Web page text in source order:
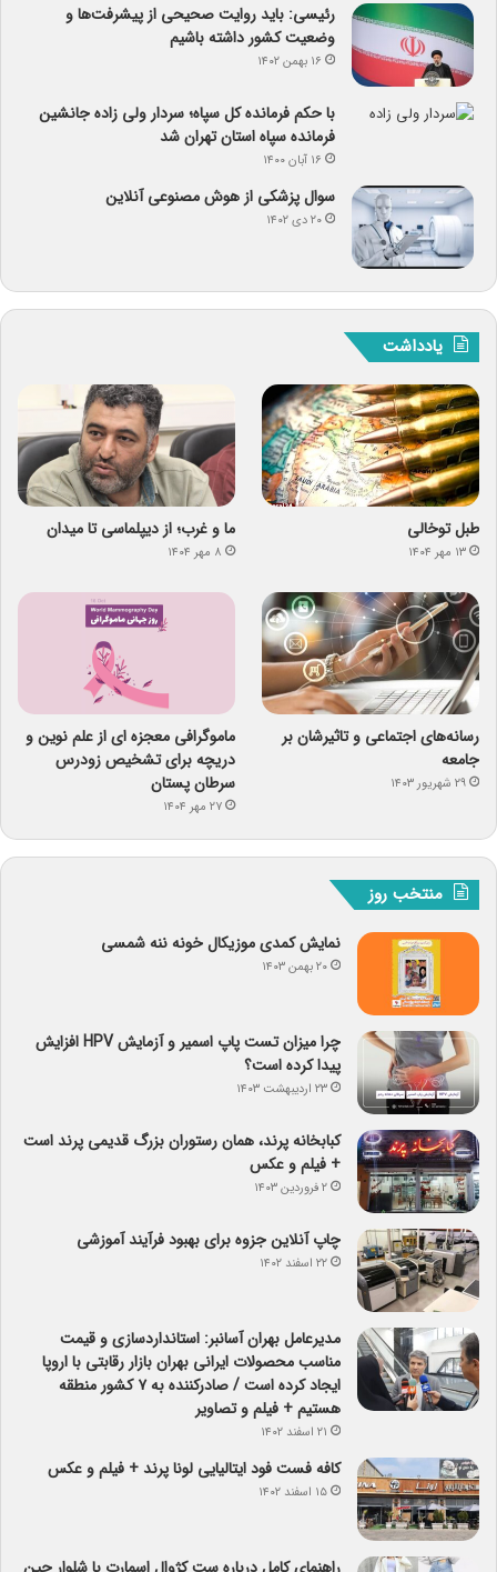
رئیسی: باید روایت صحیحی از پیشرفت‌ها و
وضعیت کشور داشته باشیم
۱۶ بهمن ۱۴۰۲
با حکم فرمانده کل سپاه؛ سردار ولی زاده جانشین
فرمانده سپاه استان تهران شد
۱۶ آبان ۱۴۰۰
سوال پزشکی از هوش مصنوعی آنلاین
۲۰ دی ۱۴۰۲
یادداشت
طبل توخالی
۱۳ مهر ۱۴۰۴
ما و غرب؛ از دیپلماسی تا میدان
۸ مهر ۱۴۰۴
رسانه‌های اجتماعی و تاثیرشان بر
جامعه
۲۹ شهریور ۱۴۰۳
ماموگرافی معجزه ای از علم نوین و
دریچه برای تشخیص زودرس
سرطان پستان
۲۷ مهر ۱۴۰۴
منتخب روز
نمایش کمدی موزیکال خونه ننه شمسی
۲۰ بهمن ۱۴۰۳
چرا میزان تست پاپ اسمیر و آزمایش HPV افزایش
پیدا کرده است؟
۲۳ اردیبهشت ۱۴۰۳
کبابخانه پرند، همان رستوران بزرگ قدیمی پرند است
+ فیلم و عکس
۲ فروردین ۱۴۰۳
چاپ آنلاین جزوه برای بهبود فرآیند آموزشی
۲۲ اسفند ۱۴۰۲
مدیرعامل بهران آسانبر: استانداردسازی و قیمت
مناسب محصولات ایرانی بهران بازار رقابتی با اروپا
ایجاد کرده است / صادرکننده به ۷ کشور منطقه
هستیم + فیلم و تصاویر
۲۱ اسفند ۱۴۰۲
کافه فست فود ایتالیایی لونا پرند + فیلم و عکس
۱۵ اسفند ۱۴۰۲